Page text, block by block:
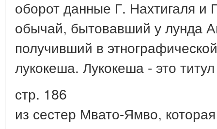
оборот данные Г. Нахтигаля и
обычай, бытовавший у лунда
получивший в
лукокеша. Лукокеша - это
стр. 186
из сестер Мвато-Ямво,